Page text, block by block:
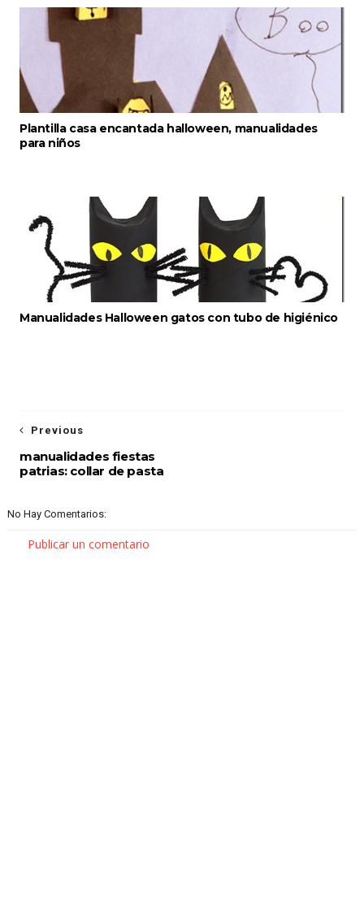
Plantilla casa encantada halloween, manualidades
para niños
Manualidades Halloween gatos con tubo de higiénico
Previous
manualidades fiestas
patrias: collar de pasta
No Hay Comentarios:
Publicar un comentario